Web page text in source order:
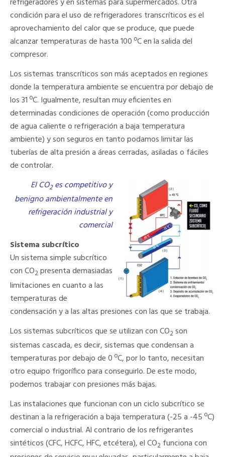
condición para el uso de refrigeradores transcríticos es el
aprovechamiento del calor que se produce, que puede
alcanzar temperaturas de hasta 100 ºC en la salida del
compresor.
Los sistemas transcríticos son más aceptados en regiones
donde la temperatura ambiente se encuentra por debajo de
los 31 ºC. Igualmente, resultan muy eficientes en
determinadas condiciones de operación (como producción
de agua caliente o refrigeración a baja temperatura
ambiente) y son seguros en tanto podamos limitar las
tuberías de alta presión a áreas cerradas, asiladas o fáciles
de controlar.
El CO2es competitivo y
benigno ambientalmente en
refrigeración industrial y
comercial
Sistema subcrítico
Un sistema simple subcrítico
con CO2presenta demasiadas
limitaciones en cuanto a las
temperaturas de
condensación y a las altas presiones con las que se trabaja.
Los sistemas subcríticos que se utilizan con CO2son
sistemas cascada, es decir, sistemas que condensan a
temperaturas por debajo de 0 ºC, por lo tanto, necesitan
otro equipo frigorífico para conseguirlo. De este modo,
podemos trabajar con presiones más bajas.
Las instalaciones que funcionan con un ciclo subcrítico se
destinan a la refrigeración a baja temperatura (-25 a -45 ºC)
comercial o industrial. Al contrario de los refrigerantes
sintéticos (CFC, HCFC, HFC, etcétera), el CO2 funciona con